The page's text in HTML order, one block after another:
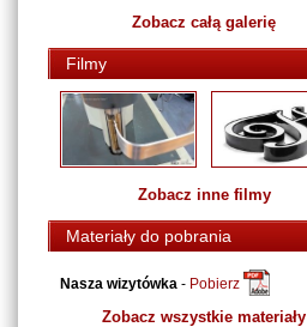
Zobacz całą galerię
Filmy
Zobacz inne filmy
Materiały do pobrania
Nasza wizytówka - Pobierz
Zobacz wszystkie materiały